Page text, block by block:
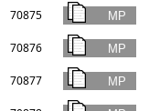
70875
70876
70877